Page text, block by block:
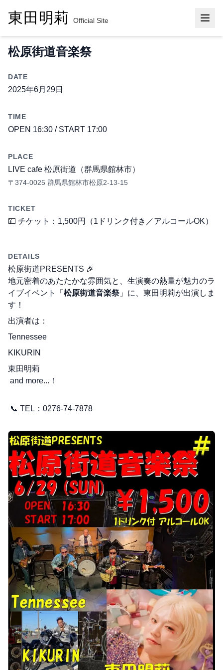
東田明莉 Official Site
松原街道音楽祭
DATE
2025年6月29日
TIME
OPEN 16:30 /START 17:00
PLACE
LIVE cafe 松原街道（群馬県館林市）
〒374-0025 群馬県館林市松原2-13-15
TICKET
💴 チケット：1,500円（1ドリンク付き／アルコールOK）
DETAILS
松原街道PRESENTS 🎉
地元密着のあたたかな雰囲気と、生演奏の熱量が魅力のラ
イブイベント「 松原街道音楽祭」に、東田明莉が出演しま
す！
出演者は：
Tennessee
KIKURIN
東田明莉
and more...！
📞 TEL：0276-74-7878